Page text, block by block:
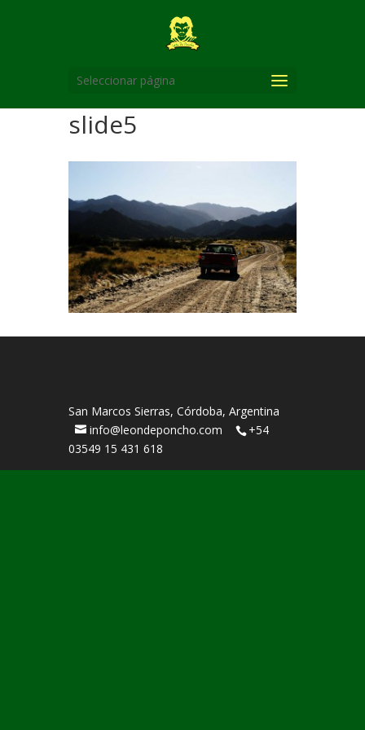
Seleccionar página
slide5
San Marcos Sierras, Córdoba, Argentina
info@leondeponcho.com
+54
03549 15 431 618